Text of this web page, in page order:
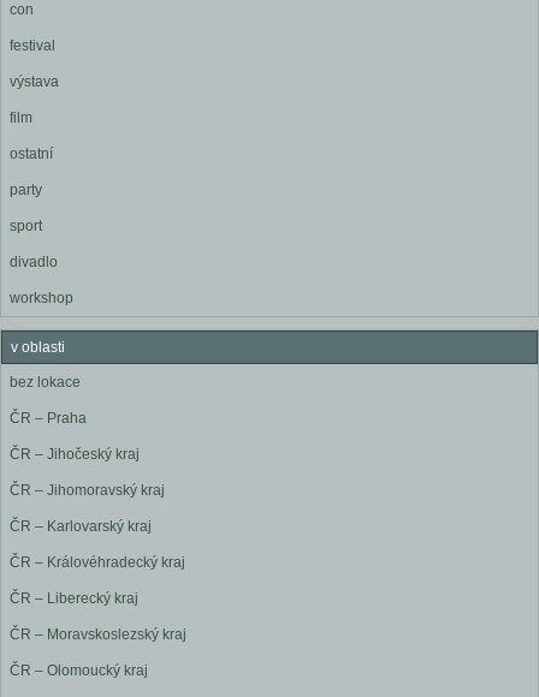
con
festival
výstava
film
ostatní
party
sport
divadlo
workshop
v oblasti
bez lokace
ČR – Praha
ČR – Jihočeský kraj
ČR – Jihomoravský kraj
ČR – Karlovarský kraj
ČR – Královéhradecký kraj
ČR – Liberecký kraj
ČR – Moravskoslezský kraj
ČR – Olomoucký kraj